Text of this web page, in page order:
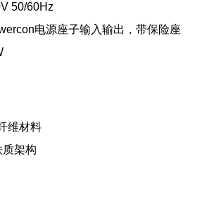
50/60Hz
电源座子输入输出，带保险座
维材料
架构